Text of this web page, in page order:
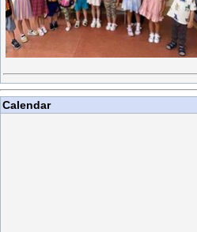
Calendar